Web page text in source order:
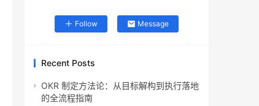
Follow Message
Recent Posts
OKR 制定方法论：从目标解构到执行落地
的全流程指南